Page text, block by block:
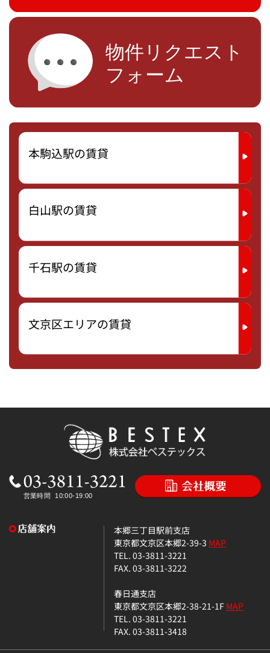
本駒込駅の賃貸
白山駅の賃貸
千石駅の賃貸
文京区エリアの賃貸
本郷三丁目駅前支店
東京都文京区本郷2-39-3 MAP
TEL. 03-3811-3221
FAX. 03-3811-3222
春日通支店
東京都文京区本郷2-38-21-1FMAP
TEL. 03-3811-3221
FAX. 03-3811-3418